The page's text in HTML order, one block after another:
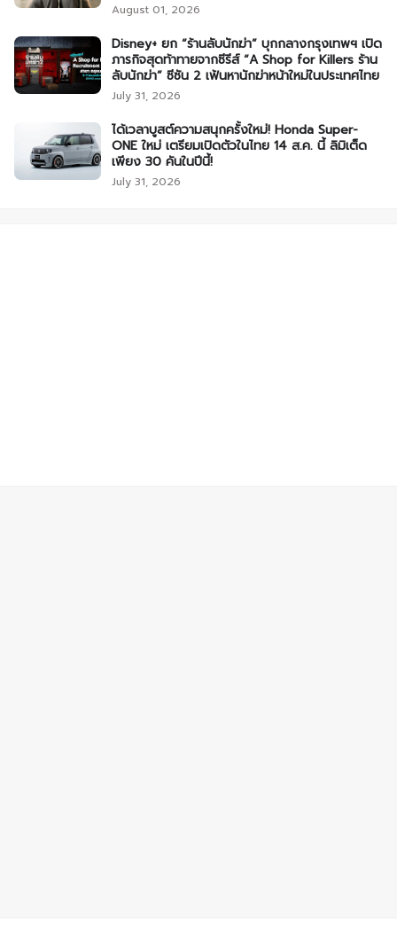
August 01, 2026
Disney+ ยก “ร้านลับนักฆ่า” บุกกลางกรุงเทพฯ เปิด
ภารกิจสุดท้าทายจากซีรีส์ “A Shop for Killers ร้าน
ลับนักฆ่า” ซีซัน 2 เฟ้นหานักฆ่าหน้าใหม่ในประเทศไทย
July 31, 2026
ได้เวลาบูสต์ความสนุกครั้งใหม่! Honda Super-
ONE ใหม่ เตรียมเปิดตัวในไทย 14 ส.ค. นี้ ลิมิเต็ด
เพียง 30 คันในปีนี้!
July 31, 2026